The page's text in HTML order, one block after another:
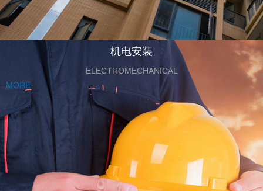
机电安装
ELECTROMECHANICAL
MORE